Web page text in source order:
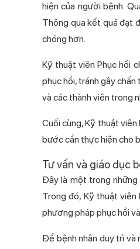
hiện của người bệnh.
Thông qua kết quả đạt
chóng hơn.
Kỹ thuật viên Phục hồi
phục hồi, tránh gây
và các thành viên trong
Cuối cùng, Kỹ thuật
bước cần thực hiện cho
Tư vấn và giáo dục
Đây là một trong những
Trong đó, Kỹ thuật viên
phương pháp phục hồi
Để bệnh nhân duy trì và